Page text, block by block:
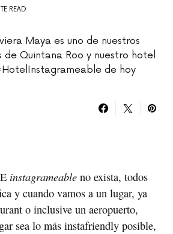
READ
Maya es uno de nuestros
Quintana Roo y nuestro hotel
de hoy
instagrameable no exista, todos
y cuando vamos a un lugar, ya
o inclusive un aeropuerto,
sea lo más instafriendly posible,